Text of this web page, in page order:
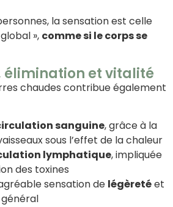
la sensation est celle
», comme si le corps se
élimination et vitalité
chaudes contribue également
sanguine, grâce à la
sous l’effet de la chaleur
lymphatique, impliquée
des toxines
sensation de légèretéet